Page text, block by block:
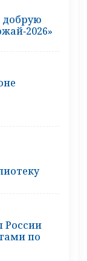
добрую
России
по